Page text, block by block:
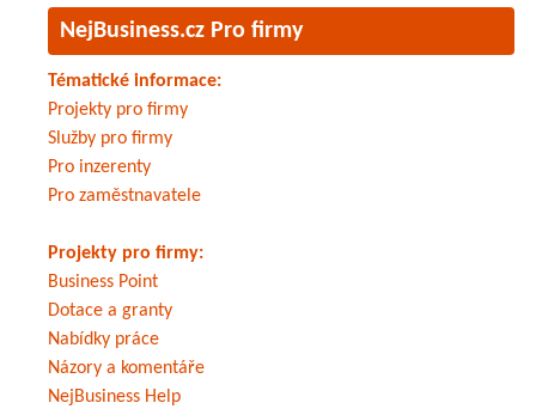
NejBusiness.cz Pro firmy
Tématické informace:
Projekty pro firmy
Služby pro firmy
Pro inzerenty
Pro zaměstnavatele
Projekty pro firmy:
Business Point
Dotace a granty
Nabídky práce
Názory a komentáře
NejBusiness Help